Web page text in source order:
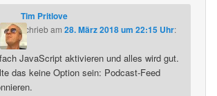
Tim Pritlove
schriebam 28. März 2018 um 22:15 Uhr:
JavaScript aktivieren und alles wird gut.
das keine Option sein: Podcast-Feed